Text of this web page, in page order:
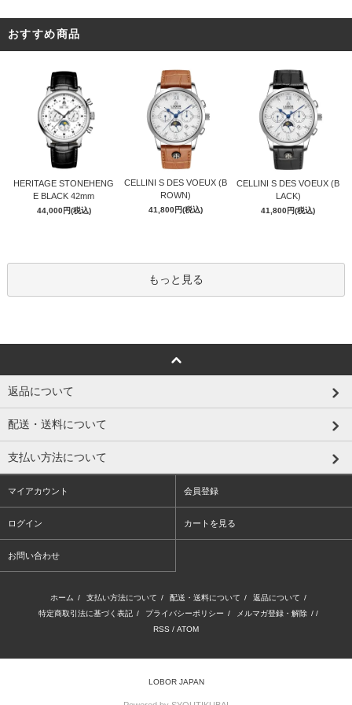
おすすめ商品
HERITAGE STONEHENG
E BLACK 42mm
44,000円(税込)
CELLINI S DES VOEUX (B
ROWN)
41,800円(税込)
CELLINI S DES VOEUX (B
LACK)
41,800円(税込)
もっと見る
返品について
配送・送料について
支払い方法について
マイアカウント 会員登録
ログイン カートを見る
お問い合わせ
ホーム / 支払い方法について / 配送・送料について / 返品について /
特定商取引法に基づく表記 / プライバシーポリシー / メルマガ登録・解除 / /
RSS / ATOM
LOBOR JAPAN